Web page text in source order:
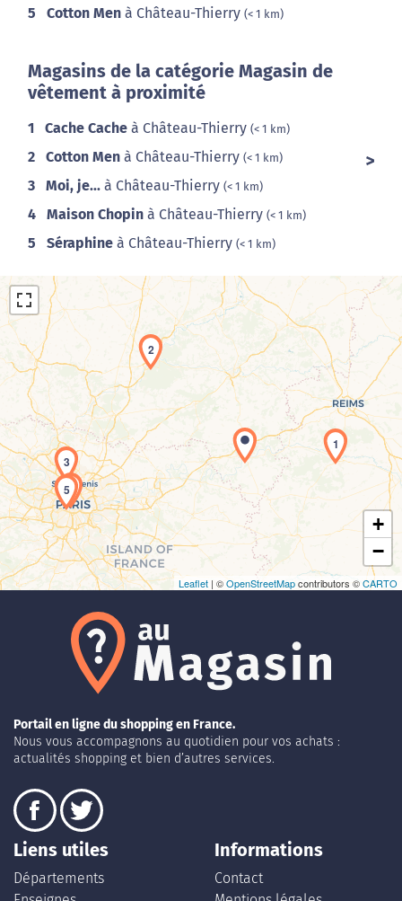
5 Cotton Men à Château-Thierry (< 1 km)
Magasins de la catégorie Magasin de
vêtement à proximité
1 Cache Cache à Château-Thierry (< 1 km)
2 Cotton Men à Château-Thierry (< 1 km)
3 Moi, je... à Château-Thierry (< 1 km)
4 Maison Chopin à Château-Thierry (< 1 km)
5 Séraphine à Château-Thierry (< 1 km)
Chargement de la carte en cours...
1
2
3
4
5
+
−
Leaflet | ©OpenStreetMapcontributors ©CARTO
Portail en ligne du shopping en France.
Nous vous accompagnons au quotidien pour vos achats :
actualités shopping et bien d’autres services.
Liens utiles
Départements
Informations
Contact